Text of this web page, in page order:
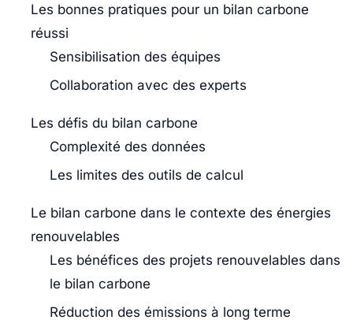
Les bonnes pratiques pour un bilan carbone
réussi
Sensibilisation des équipes
Collaboration avec des experts
Les défis du bilan carbone
Complexité des données
Les limites des outils de calcul
Le bilan carbone dans le contexte des énergies
renouvelables
Les bénéfices des projets renouvelables dans
le bilan carbone
Réduction des émissions à long terme